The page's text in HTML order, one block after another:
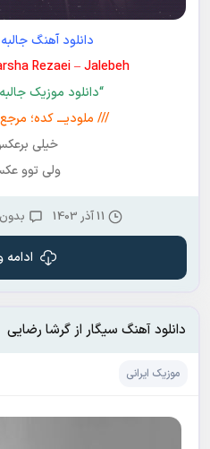
دانلود آهنگ جالبه
Rezaei – Jalebeh
“دانلود موزیک
/// ملودیـــ کده؛
خیلی
ولی توو
11 آذر 1403
ادامه
دانلود آهنگ سیگار از گرشا رضایی
موزیک ایرانی